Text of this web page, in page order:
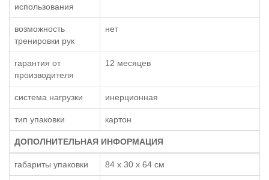
использования
возможность
тренировки рук
нет
гарантия от
производителя
12 месяцев
система нагрузки инерционная
тип упаковки картон
ДОПОЛНИТЕЛЬНАЯ ИНФОРМАЦИЯ
габариты упаковки 84 х 30 х 64 см